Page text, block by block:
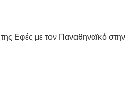
Εφές με τον Παναθηναϊκό στην